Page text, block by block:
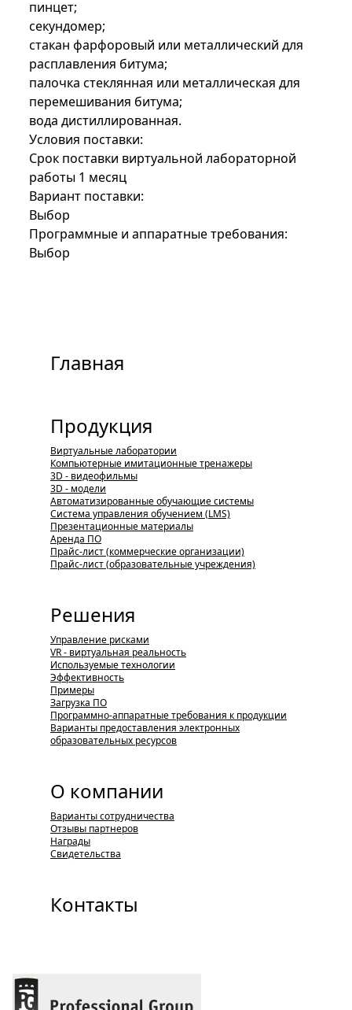
пинцет;
секундомер;
стакан фарфоровый или металлический для
расплавления битума;
палочка стеклянная или металлическая для
перемешивания битума;
вода дистиллированная.
Условия поставки:
Срок поставки виртуальной лабораторной
работы 1 месяц
Вариант поставки:
Выбор
Программные и аппаратные требования:
Выбор
Главная
Продукция
Виртуальные лаборатории
Компьютерные имитационные тренажеры
3D - видеофильмы
3D - модели
Автоматизированные обучающие системы
Система управления обучением (LMS)
Презентационные материалы
Аренда ПО
Прайс-лист (коммерческие организации)
Прайс-лист (образовательные учреждения)
Решения
Управление рисками
VR - виртуальная реальность
Используемые технологии
Эффективность
Примеры
Загрузка ПО
Программно-аппаратные требования к продукции
Варианты предоставления электронных
образовательных ресурсов
О компании
Варианты сотрудничества
Отзывы партнеров
Награды
Свидетельства
Контакты